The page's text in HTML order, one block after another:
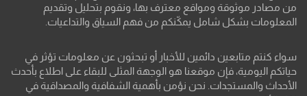
من مصادر موثوقة ومواقع معترف بها، ونقوم بتحليل وتقديم
المعلومات بشكل شامل يمكّنكم من فهم السياق والتداعيات.
سواء كنتم متابعين دائمين للأخبار أو تبحثون عن معلومات تؤثر في
حياتكم اليومية، فإن موقعنا هو الوجهة المثلى للبقاء على اطلاع بأحدث
الأحداث والمستجدات. نحن نؤمن بأهمية الشفافية والمصداقية في